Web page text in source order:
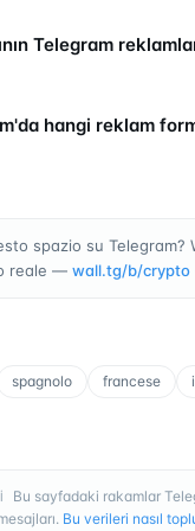
Telegram
hangi reklam
spazio su
reale — wall.tg/b/crypto
spagnolo francese
Bu sayfadaki rakamlar
Bu verileri nasıl